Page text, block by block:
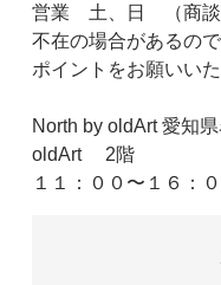
営業 土、日 （商談
不在の場合があるの
ポイントをお願いいた
North by oldArt 愛知
oldArt 2階
１１：００〜１６：